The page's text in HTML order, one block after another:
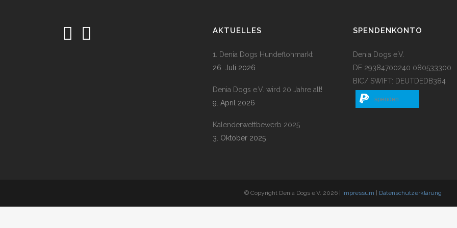
AKTUELLES
1. Denia Dogs Hundeflohmarkt
26. Juli 2026
Denia Dogs e.V. wird 20 Jahre alt!
9. April 2026
Kalenderwettbewerb 2025
3. Oktober 2025
SPENDENKONTO
Denia Dogs e.V.
DE 29384700240 080533300
BIC/ SWIFT: DEUTDEDB384
spenden
© Copyright Denia Dogs e.V. 2026 | Impressum Datenschutzerklärung